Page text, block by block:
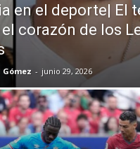
en el deporte| El
corazón de los
Gómez - junio 29, 2026